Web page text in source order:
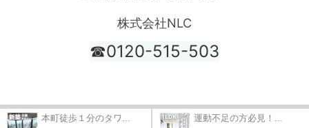
株式会社NLC
☎0120-515-503
本町徒歩１分のタワ... 運動不足の方必見！...